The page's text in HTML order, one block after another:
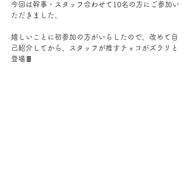
今回は幹事・スタッフ合わせて10名の方にご参加い
ただきました。
嬉しいことに初参加の方がいらしたので、改めて自
己紹介してから、スタッフが推すチョコがズラリと
登場🍫